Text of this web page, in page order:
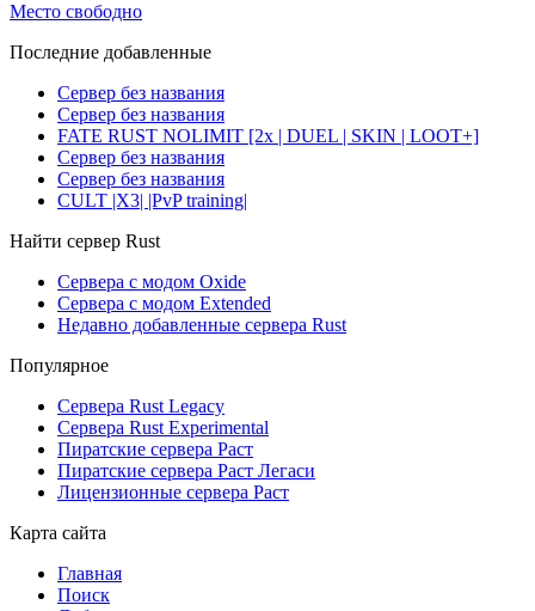
Место свободно
Последние добавленные
Сервер без названия
Сервер без названия
FATE RUST NOLIMIT [2x | DUEL | SKIN | LOOT+]
Сервер без названия
Сервер без названия
CULT |X3| |PvP training|
Найти сервер Rust
Сервера с модом Oxide
Сервера с модом Extended
Недавно добавленные сервера Rust
Популярное
Сервера Rust Legacy
Сервера Rust Experimental
Пиратские сервера Раст
Пиратские сервера Раст Легаси
Лицензионные сервера Раст
Карта сайта
Главная
Поиск